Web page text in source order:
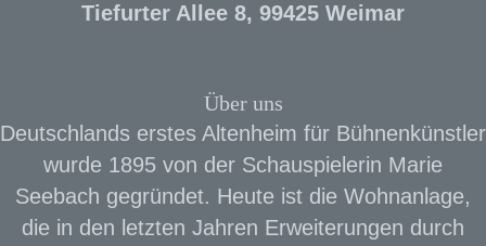
Tiefurter Allee 8, 99425 Weimar
Über uns
Deutschlands erstes Altenheim für Bühnenkünstler
wurde 1895 von der Schauspielerin Marie
Seebach gegründet. Heute ist die Wohnanlage,
die in den letzten Jahren Erweiterungen durch